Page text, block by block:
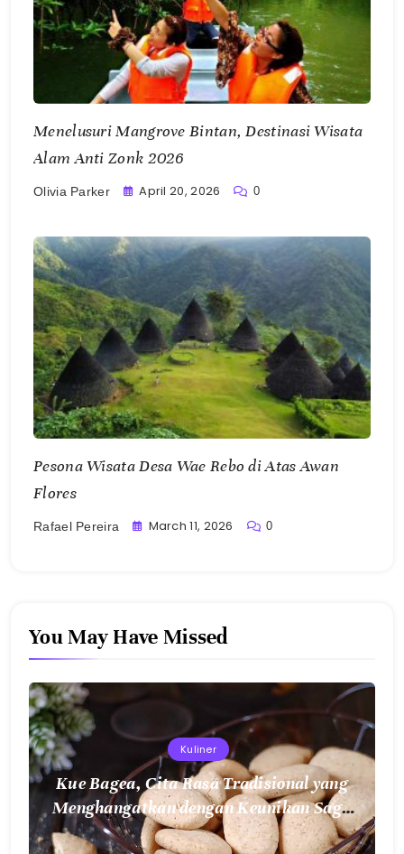
Menelusuri Mangrove Bintan, Destinasi Wisata
Alam Anti Zonk 2026
Olivia Parker April 20, 2026 0
Pesona Wisata Desa Wae Rebo di Atas Awan
Flores
Rafael Pereira March 11, 2026 0
You May Have Missed
Kuliner
Kue Bagea, Cita Rasa Tradisional yang
Menghangatkan dengan Keunikan Sagu
Nusantara